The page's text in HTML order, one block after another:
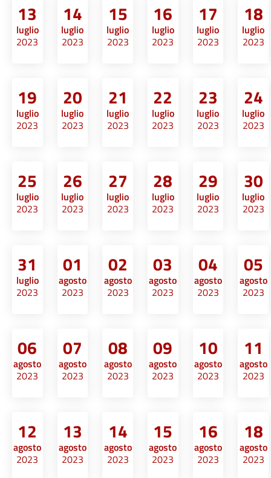
13
luglio
2023
14
luglio
2023
15
luglio
2023
16
luglio
2023
17
luglio
2023
18
luglio
2023
19
luglio
2023
20
luglio
2023
21
luglio
2023
22
luglio
2023
23
luglio
2023
24
luglio
2023
25
luglio
2023
26
luglio
2023
27
luglio
2023
28
luglio
2023
29
luglio
2023
30
luglio
2023
31
luglio
2023
01
agosto
2023
02
agosto
2023
03
agosto
2023
04
agosto
2023
05
agosto
2023
06
agosto
2023
07
agosto
2023
08
agosto
2023
09
agosto
2023
10
agosto
2023
11
agosto
2023
12
agosto
2023
13
agosto
2023
14
agosto
2023
15
agosto
2023
16
agosto
2023
18
agosto
2023